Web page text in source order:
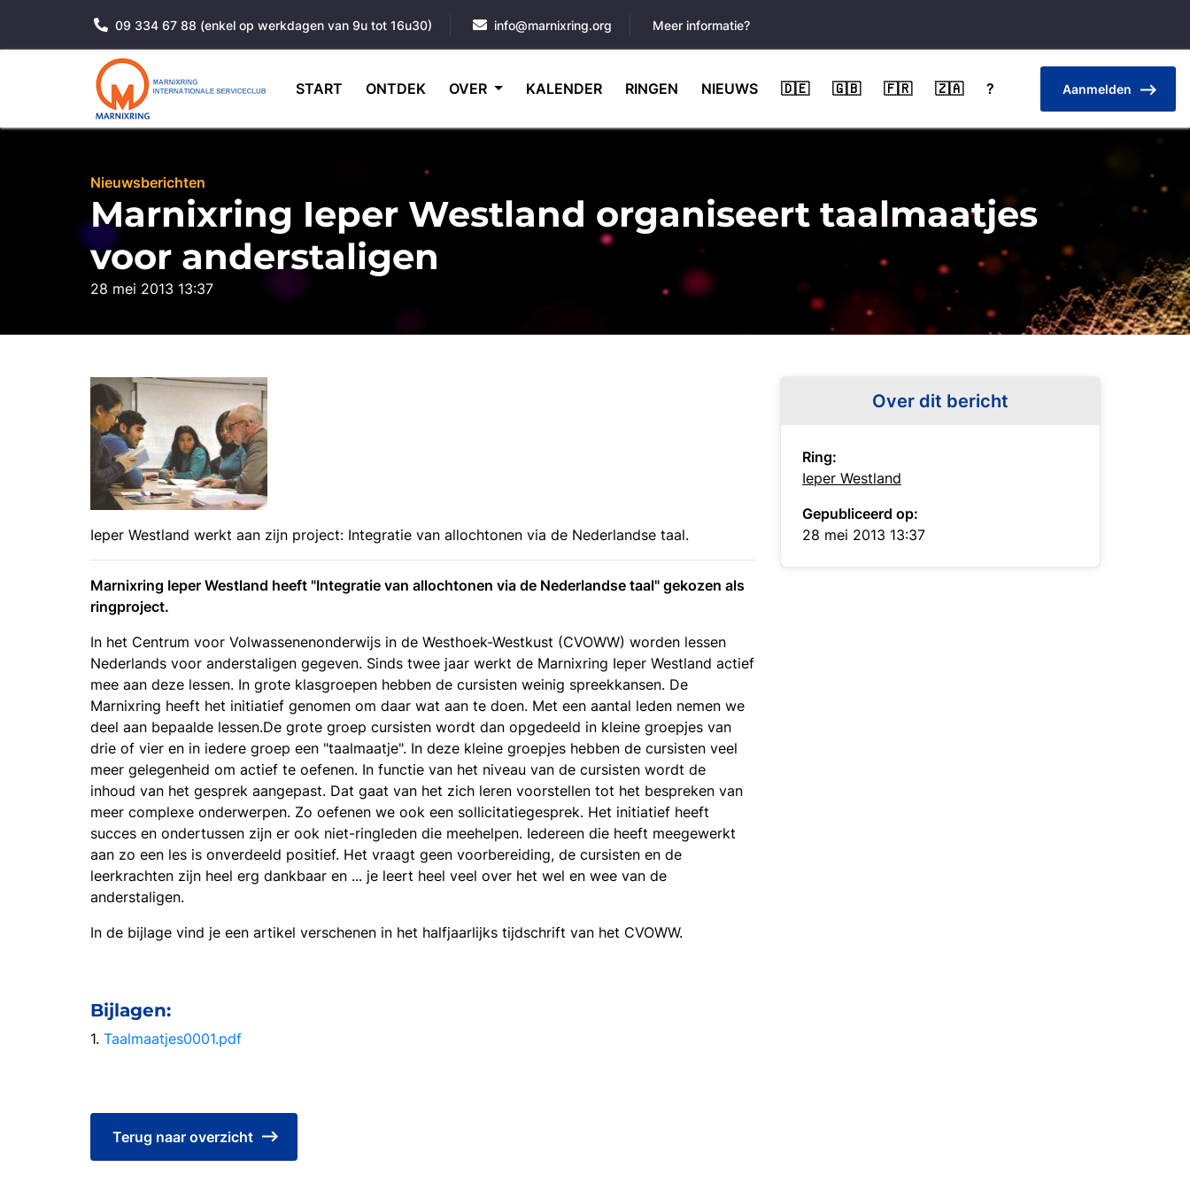
09 334 67 88 (enkel op werkdagen van 9u tot 16u30) info@marnixring.org Meer informatie?
START ONTDEK OVER KALENDER RINGEN NIEUWS 🇩🇪 🇬🇧 🇫🇷 🇿🇦 ? Aanmelden
Nieuwsberichten
Marnixring Ieper Westland organiseert taalmaatjes
voor anderstaligen
28 mei 2013 13:37
Ieper Westland werkt aan zijn project: Integratie van allochtonen via de Nederlandse taal.
Marnixring Ieper Westland heeft "Integratie van allochtonen via de Nederlandse taal" gekozen als
ringproject.
In het Centrum voor Volwassenenonderwijs in de Westhoek-Westkust (CVOWW) worden lessen
Nederlands voor anderstaligen gegeven. Sinds twee jaar werkt de Marnixring Ieper Westland actief
mee aan deze lessen. In grote klasgroepen hebben de cursisten weinig spreekkansen. De
Marnixring heeft het initiatief genomen om daar wat aan te doen. Met een aantal leden nemen we
deel aan bepaalde lessen.De grote groep cursisten wordt dan opgedeeld in kleine groepjes van
drie of vier en in iedere groep een "taalmaatje". In deze kleine groepjes hebben de cursisten veel
meer gelegenheid om actief te oefenen. In functie van het niveau van de cursisten wordt de
inhoud van het gesprek aangepast. Dat gaat van het zich leren voorstellen tot het bespreken van
meer complexe onderwerpen. Zo oefenen we ook een sollicitatiegesprek. Het initiatief heeft
succes en ondertussen zijn er ook niet-ringleden die meehelpen. Iedereen die heeft meegewerkt
aan zo een les is onverdeeld positief. Het vraagt geen voorbereiding, de cursisten en de
leerkrachten zijn heel erg dankbaar en ... je leert heel veel over het wel en wee van de
anderstaligen.
In de bijlage vind je een artikel verschenen in het halfjaarlijks tijdschrift van het CVOWW.
Bijlagen:
1. Taalmaatjes0001.pdf
Over dit bericht
Ring:
Ieper Westland
Gepubliceerd op:
28 mei 2013 13:37
Terug naar overzicht